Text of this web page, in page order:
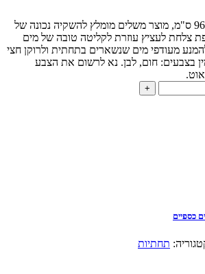
תחתית מתאימה למיכל 96 ס"מ, מוצר משלים מומלץ להשקיה נכונה של
צלחת לעציץ עוזרת לקליטה טובה של מים
מעודפי מים שנשארים בתחתית ולרוקן חצי
בצבעים: חום, לבן. נא לרשום את הצבע
+
כספיים
תחתיות